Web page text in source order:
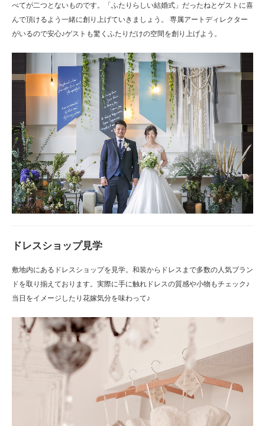
べてが二つとないものです。「ふたりらしい結婚式」だったねとゲストに喜
んで頂けるよう一緒に創り上げていきましょう。 専属アートディレクター
がいるので安心♪ゲストも驚くふたりだけの空間を創り上げよう。
ドレスショップ見学
敷地内にあるドレスショップを見学。和装からドレスまで多数の人気ブラン
ドを取り揃えております。実際に手に触れドレスの質感や小物もチェック♪
当日をイメージしたり花嫁気分を味わって♪